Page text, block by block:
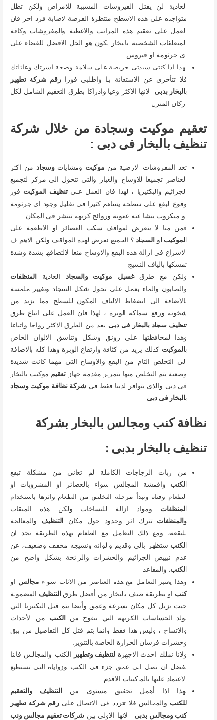
العادية لن يقتل الفيروسات المسببة للامراض ولكن تظل
متواجده على هذه الاسطح منتظرة الفرصة لاصابة فرد اخر فان
العمل على تعقيم هذه المراتب والاغطية والمفروشات وكافة
المتعلقات الشخصية بالبخار يكون هو الحل الافضل للقضاء على
اى جرثومة او فيروس
لهذا اذا كنتى سيدتى حريصة على سلامة وصحة اسرتك وعائلتك
فلا تتأخري عن الاستعانة بنا واطلبى فورارقم شركة تطهير
بالبخار بدبى لانها الاكثر وعيا وادراكا بطرق التعقيم الشامل لكل
اركان المنزل
تعقيم موكيت وسجادة من خلال شركة
تنظيف بالبخار فى دبى :
تعد المفروشات الارضية من موكيت ومشاياتوسجاد من اكثر
العناصر تجميعا للاوساخ والغبار والتى تتحول الى مركز لتجميع
الجراثيم والبكتيريا ، لهذا فان العمل على تنظيف الموكيت فور
وقوع البقع على سطحه يساهم كثيرا فى تقليل وجود اي جرثومة
او ميكروب ينشا عنه عفونة وروائح كريهه تنتشر فى المكان
فمن منا لا يتعرض لمواقف سكب العصائر او الاطعمة على
الموكيت ا و السجاد؟ الجميع تعرض لهذه المواقف ولكن الاهم ف
الاسراع فى ازالة هذه البقع والاوساخ منعا لالتصاقها بشدة وشدة
تمسكها بالياف النسيج
ولكن مع طرقغسيل موكيت والسجاد العادية
المنظفات
والصابون والماء يعمل على تحول شكل السجاد وتغيير ملمسة
بالاضافة الى انضغاط الالياف المكون للسطح مما يزيد من
شخونة ورفع سماكه الوبرة ، لهذا فان العمل على اتباع طرق
تنظيف سجاد بالبخار فى دبى يعد من الطرق الاكثر رواجا واتباعا
وهذا لمحافظتها على رونق وشكل وتناسق الالوان الخاص
بالموكيت كذلك يزيد من كثافة وارتفاع الوبرة وهذا كله بالاضافة
الى التخلص التام من البقع والاوساخ التى مهما كانت شديدة
وصعبة يتم التخلص منها بتمرير مقدمة جهاز تعقيم موكيت بالبخار
فى دبى والذى يتوافر لدينا فقط فى شركة نظافة موكيت وسجاد
بالبخار فى دبى
نظافة كنب ومجالس بالبخار بشركة
تنظيف بالبخار بدبى :
من ربات الزجاجات الكاملة لم تعانى من مشكلة تبقع
الكنب واقمشة المجالس سواء بالعصائر او المشروبات او
الطعام وفتاه وتبدأ مرحلة التخلص من الطعام واثرها باستخدام
المنظفات ومواد ازالة للتساخات ولكن هذه الميقات
والمنظفات تترك اثر وحدود حول مكان التنظيف والمعالجة
للبقعة، ومع ذلك التعامل مع الطعام بهذه الطريقة نجد ان
الكنب ستظهر بالي وقديم والوانه ونسيجه مخفف وضعيف، عن
عدم تبييض الجراثيم والحشرات والرائحة بشكل واضح من
الكنب. والمقاعد
وهذا يعتبر التعامل مع هذه العناصر من الاثاث سواء مجالس او
كنب او بطريقة ظيف بالبخار من أفضل طرق التنظيف المضمونة
حيث تزيل كل مكان بسرعة وعمق وأيضا يتم قتل البكتيريا التي
تولد الحساسات الكريهه التي تتفوح من
الكنب من الأحداث
والاتساخ ، وليس هذا فقط وانما يتم قتل كل التفاصيل من ببق
وحشرات فرسان الحرارة الخاصة بالتنوير.
ولانا نملك احدث الاجهزةلتنظيف وتطهير
الكنب والمجالس فاننا
نفضل ان نصل الى عمق جزء فى الكنب وزواياه التي تستطيع
الاعتماد عليها بالماكينات الاقدم
لهذا اذا أهمل تحقيق مستوى من
التنظيف والتعقيم
للكنب والمجالس فلا تتردد فى الاتصال على رقم شركة تطهير
كنب ومجالس بدبى لانها الاولى بين شركات تعقيم مجالس ونب